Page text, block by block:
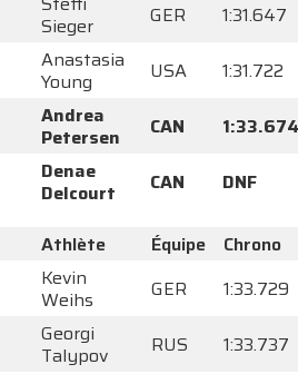
Sieger
GER
1:31.647
Anastasia
Young
USA
1:31.722
Andrea
Petersen
CAN
1:33.674
Denae
Delcourt
CAN DNF
Athlète Équipe
Chrono
Kevin
Weihs
GER
1:33.729
Georgi
Talypov
RUS
1:33.737